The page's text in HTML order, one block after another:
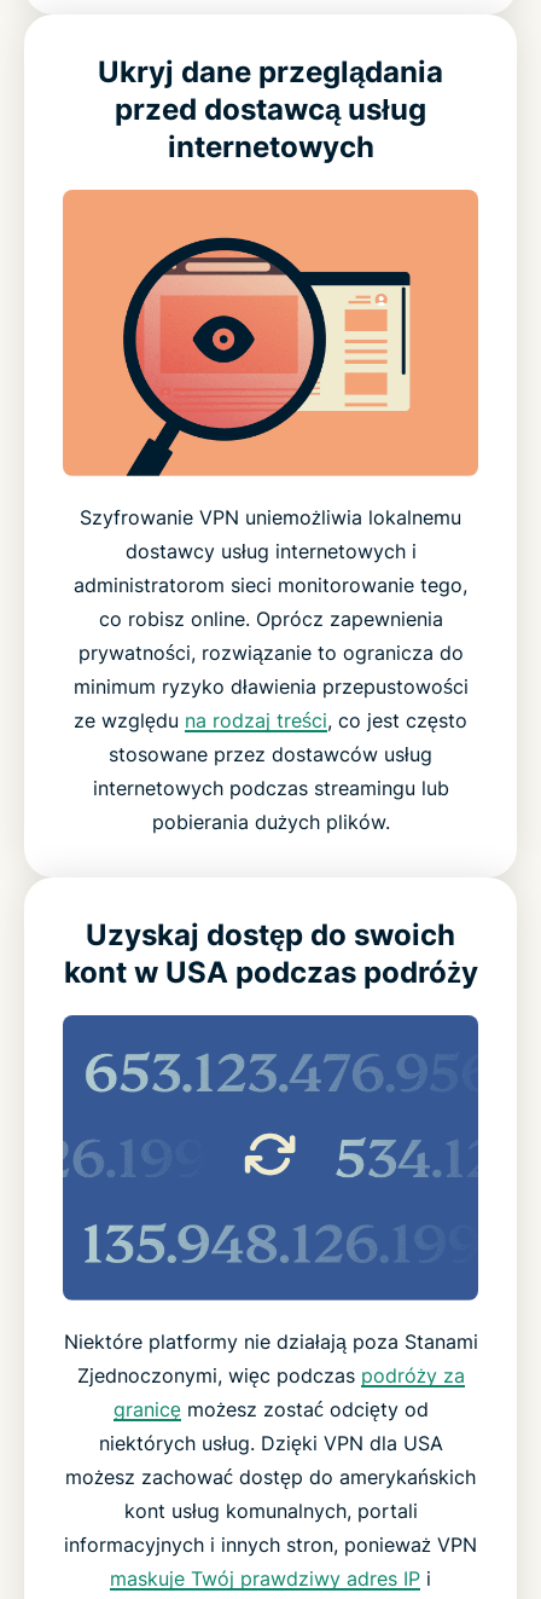
Ukryj dane przeglądania
przed dostawcą usług
internetowych
Szyfrowanie VPN uniemożliwia lokalnemu
dostawcy usług internetowych i
administratorom sieci monitorowanie tego,
co robisz online. Oprócz zapewnienia
prywatności, rozwiązanie to ogranicza do
minimum ryzyko dławienia przepustowości
ze względu na rodzaj treści, co jest często
stosowane przez dostawców usług
internetowych podczas streamingu lub
pobierania dużych plików.
Uzyskaj dostęp do swoich
kont w USA podczas podróży
Niektóre platformy nie działają poza Stanami
Zjednoczonymi, więc podczas podróży za
granicęmożesz zostać odcięty od
niektórych usług. Dzięki VPN dla USA
możesz zachować dostęp do amerykańskich
kont usług komunalnych, portali
informacyjnych i innych stron, ponieważ VPN
maskuje Twój prawdziwy adres IP i